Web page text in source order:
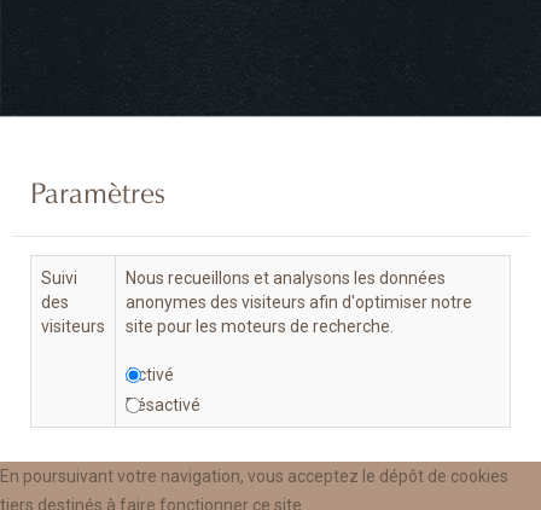
En poursuivant votre navigation, vous acceptez le dépôt de cookies
tiers destinés à faire fonctionner ce site.
Paramètres
Suivi
des
visiteurs
Nous recueillons et analysons les données
anonymes des visiteurs afin d'optimiser notre
site pour les moteurs de recherche.
Activé
Désactivé